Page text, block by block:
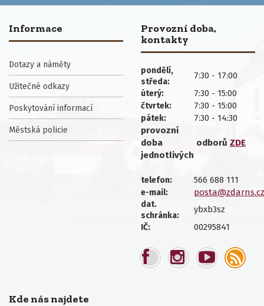
Informace
Dotazy a náměty
Užitečné odkazy
Poskytování informací
Městská policie
Provozní doba,
kontakty
pondělí,
středa:
7:30 - 17:00
úterý: 7:30 - 15:00
čtvrtek: 7:30 - 15:00
pátek:
7:30 - 14:30
provozní
doba
jednotlivých
odborů ZDE
telefon: 566 688 111
e-mail: posta@zdarns.cz
dat.
schránka:
ybxb3sz
IČ: 00295841
Kde nás najdete